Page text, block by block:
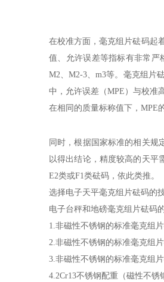
在校准方面，毫克组片砝码起
值、允许误差等指标有非常严
M2、M2-3、m3等。毫克组片
中，允许误差（MPE）与校准
在相同的质量标称值下，MPE
同时，根据国家标准的相关
以得出结论，精度较高的天平
E2类或F1类砝码，依此类推。
选择电子天平毫克组片砝码的
电子台秤和地磅毫克组片砝码
1.非磁性不锈钢的标准毫克组
2.非磁性不锈钢的标准毫克组
3.非磁性不锈钢的标准毫克组
4.2Cr13不锈钢配重（磁性不锈